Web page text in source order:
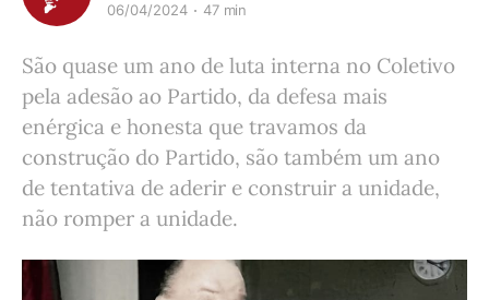
06/04/2024 47 min
São quase um ano de luta interna no Coletivo
pela adesão ao Partido, da defesa mais
enérgica e honesta que travamos da
construção do Partido, são também um ano
de tentativa de aderir e construir a unidade,
não romper a unidade.